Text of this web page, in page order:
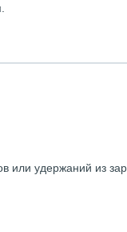
удержаний из